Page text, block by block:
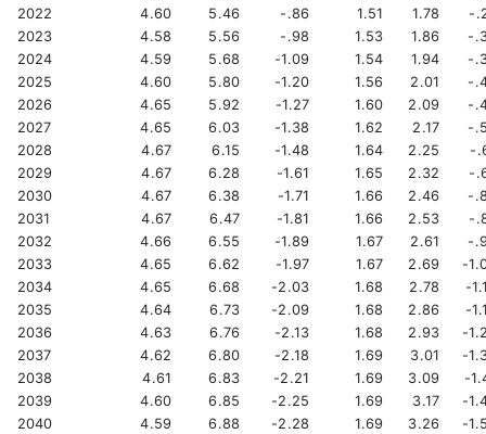
2022
4.60 5.46 -.86 1.51 1.78
-
2023
4.58 5.56 -.98 1.53 1.86
-
2024
4.59 5.68 -1.09 1.54 1.94
-
2025
4.60 5.80 -1.20 1.56 2.01
-
2026
4.65 5.92 -1.27 1.60 2.09
-
2027
4.65 6.03 -1.38 1.62 2.17
-
2028
4.67 6.15 -1.48 1.64 2.25
-
2029
4.67 6.28 -1.61 1.65 2.32
-
2030
4.67 6.38 -1.71 1.66 2.46
-
2031
4.67 6.47 -1.81 1.66 2.53
-
2032
4.66 6.55 -1.89 1.67 2.61
-
2033
4.65 6.62 -1.97 1.67 2.69
-
2034
4.65 6.68 -2.03 1.68 2.78
-
2035
4.64 6.73 -2.09 1.68 2.86
-
2036
4.63 6.76 -2.13 1.68 2.93
-
2037
4.62 6.80 -2.18 1.69 3.01
-
2038
4.61 6.83 -2.21 1.69 3.09
-
2039
4.60 6.85 -2.25 1.69 3.17
-
2040
4.59 6.88 -2.28 1.69 3.26
-